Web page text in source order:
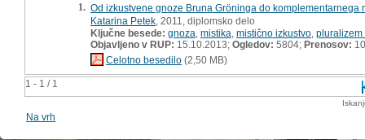
1 - 1 / 1
1. Od izkustvene gnoze Bruna Gröninga do komplementarnega
Katarina Petek , 2011, diplomsko delo
Ključne besede: gnoza mistika mistično izkustvo pluralizem
Objavljeno v RUP: 15.10.2013; Ogledov: 5804; Prenosov:
Celotno besedilo (2,50 MB)
Na vrh